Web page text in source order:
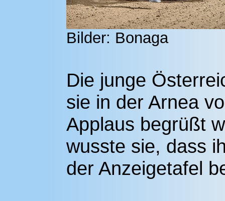
Bilder: Bonaga
Die junge
sie in der Arnea
Applaus begrüßt
wusste sie, dass
der Anzeigetafel